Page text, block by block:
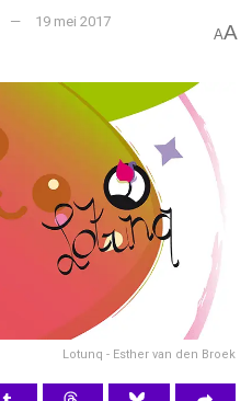
19 mei 2017
AA
Lotunq - Esther van den Broek